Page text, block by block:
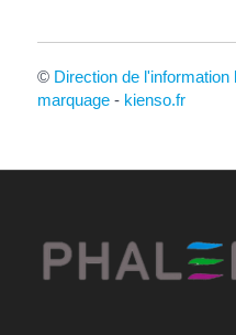
© Direction de
marquage- kienso.fr